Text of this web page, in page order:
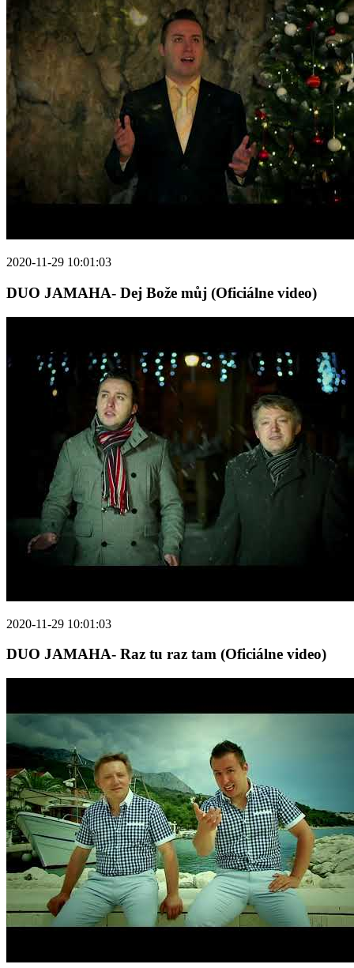
2020-11-29 10:01:03
DUO JAMAHA- Dej Bože můj (Oficiálne video)
2020-11-29 10:01:03
DUO JAMAHA- Raz tu raz tam (Oficiálne video)